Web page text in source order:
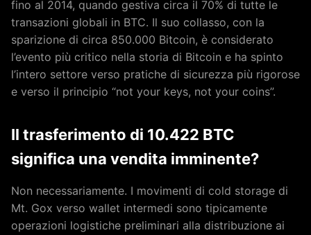
fino al 2014, quando gestiva circa il 70% di tutte le
transazioni globali in BTC. Il suo collasso, con la
sparizione di circa 850.000 Bitcoin, è considerato
l’evento più critico nella storia di Bitcoin e ha spinto
l’intero settore verso pratiche di sicurezza più rigorose
e verso il principio “not your keys, not your coins”.
Il trasferimento di 10.422 BTC
significa una vendita imminente?
Non necessariamente. I movimenti di cold storage di
Mt. Gox verso wallet intermedi sono tipicamente
operazioni logistiche preliminari alla distribuzione ai